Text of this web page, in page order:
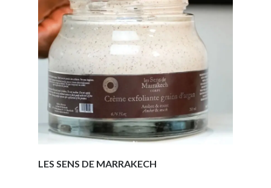
LES SENS DE MARRAKECH